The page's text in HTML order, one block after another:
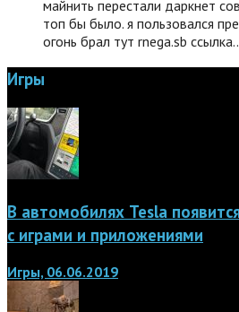
майнить перестали даркнет
топ бы было. я пользовался
огонь брал тут rnega.sb
Игры
В автомобилях Tesla
с играми и приложениями
Игры, 06.06.2019